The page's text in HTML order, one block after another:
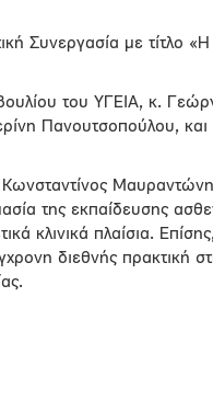
Συνεργασία με τίτλο
του ΥΓΕΙΑ, κ.
Πανουτσοπούλου, και
της εκπαίδευσης
κλινικά πλαίσια.
διεθνής πρακτική